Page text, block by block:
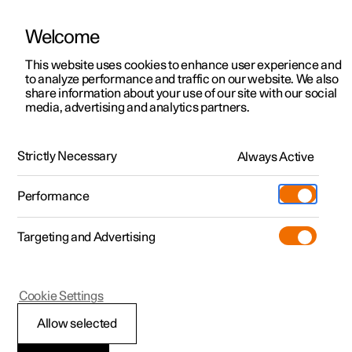
Polestar 2
Polestar 3
Polestar 4
Pre-owned
Shop
Meer
Testrit
Aanbiedingen voor
Testrit
Aanbiedingen voor
Polestar 4 coupé
Ontdek Polestar 4
Testrit
Bekijk onze stockwagens
Aanbiedingen voor
Ontdek Polestar 5
Over pre-owned
Pre-owned aanbiedingen
Aanbiedingen voor particulieren
Aanbiedingen voor
professionelen
Bekijk onze stockwagens
Configureer
Pre-owned
Testrit
Additionals
(Opent in een nieuw venster)
Experiences
Ontmoet ons
Servicepunten
Opladen
Support
HandleidingVideogalerijDownloadsSoftware-updates
Bestuurdersondersteuning
City Safety™
Welcome
This website uses cookies to enhance user experience and
to analyze performance and traffic on our website. We also
share information about your use of our site with our social
media, advertising and analytics partners.
Strictly Necessary Always Active
Performance
Targeting and Advertising
Allow selected
Cookie Settings